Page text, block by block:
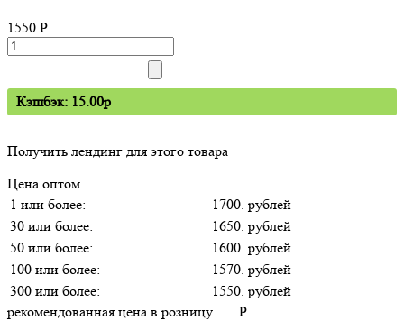
1550 P
Кэшбэк: 15.00p
Получить лендинг для этого товара
Цена оптом
1 или более:
1700. рублей
30 или более:
1650. рублей
50 или более:
1600. рублей
100 или более:
1570. рублей
300 или более:
1550. рублей
рекомендованная цена в розницу
P